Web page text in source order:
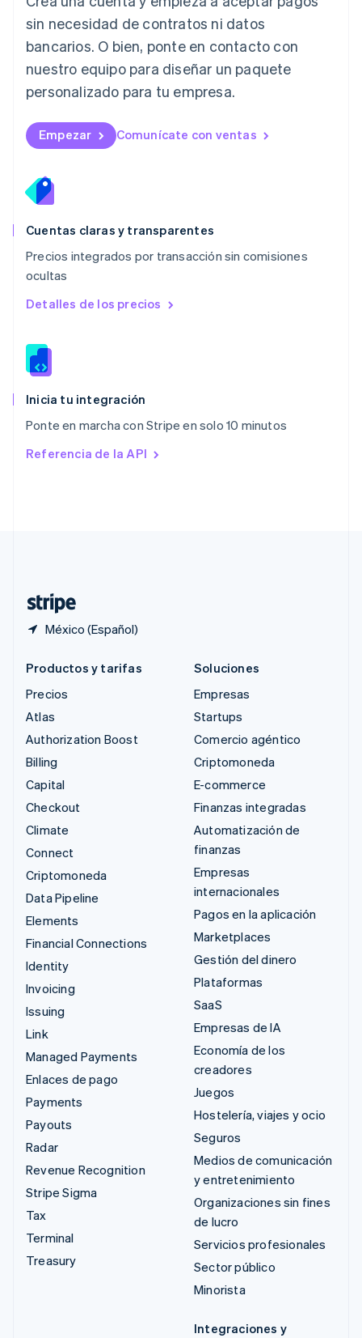
sin necesidad de contratos ni datos
bancarios. O bien, ponte en contacto con
nuestro equipo para diseñar un paquete
personalizado para tu empresa.
Empezar Comunícate con ventas
Cuentas claras y transparentes
Precios integrados por transacción sin comisiones
ocultas
Detalles de los precios
Inicia tu integración
Ponte en marcha con Stripe en solo 10 minutos
Referencia de la API
México (Español)
Lituania
English
Luxemburgo
FrançaisDeutsch English
English 简体中文
English
México
Noruega
English
English
NederlandsEnglish
Polonia
English
RAE de Hong Kong, China
Reino Unido
English
English
English
Productos y tarifas
Precios
Atlas
Authorization Boost
Billing
Capital
Checkout
Climate
Connect
Criptomoneda
Data Pipeline
Elements
Financial Connections
Identity
Invoicing
Issuing
Link
Managed Payments
Enlaces de pago
Payments
Payouts
Radar
Revenue Recognition
Stripe Sigma
Tax
Terminal
Treasury
Soluciones
Empresas
Startups
Comercio agéntico
Criptomoneda
E-commerce
Finanzas integradas
Automatización de
finanzas
Empresas
internacionales
Pagos en la aplicación
Marketplaces
Gestión del dinero
Plataformas
SaaS
Empresas de IA
Economía de los
creadores
Juegos
Hostelería, viajes y ocio
Seguros
Medios de comunicación
y entretenimiento
Organizaciones sin fines
de lucro
Servicios profesionales
Sector público
Minorista
Integraciones y